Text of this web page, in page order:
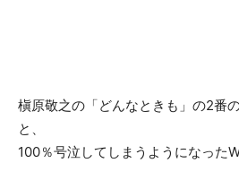
槇原敬之の「どんなときも」の2番
と、
100％号泣してしまうようになった